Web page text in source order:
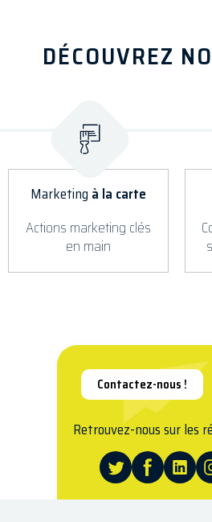
DÉCOUVREZ
Marketing à la carte
Actions marketing clés
en main
Contactez-nous !
Retrouvez-nous sur les